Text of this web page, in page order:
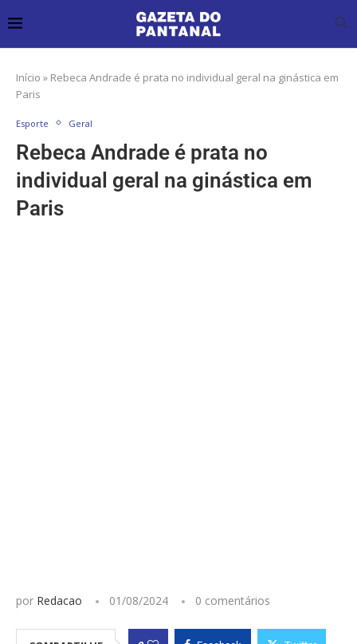
Início » Rebeca Andrade é prata no individual geral na ginástica em
Paris
Esporte Geral
Rebeca Andrade é prata no
individual geral na ginástica em
Paris
por Redacao 01/08/2024 0 comentários